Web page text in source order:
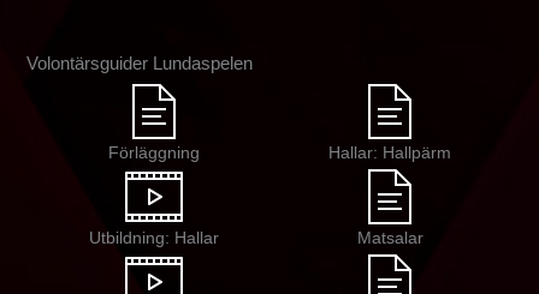
Volontärsguider Lundaspelen
Förläggning Hallar: Hallpärm
Utbildning: Hallar Matsalar